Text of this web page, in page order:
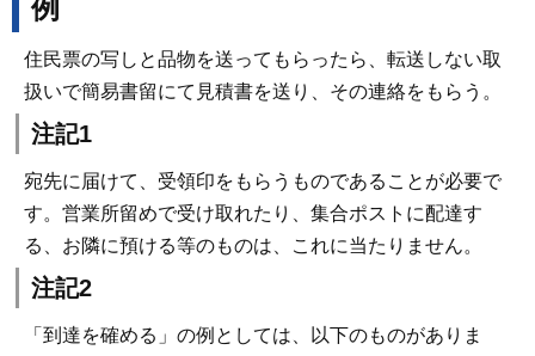
例
住民票の写しと品物を送ってもらったら、転送しない取
扱いで簡易書留にて見積書を送り、その連絡をもらう。
注記1
宛先に届けて、受領印をもらうものであることが必要で
す。営業所留めで受け取れたり、集合ポストに配達す
る、お隣に預ける等のものは、これに当たりません。
注記2
「到達を確める」の例としては、以下のものがありま